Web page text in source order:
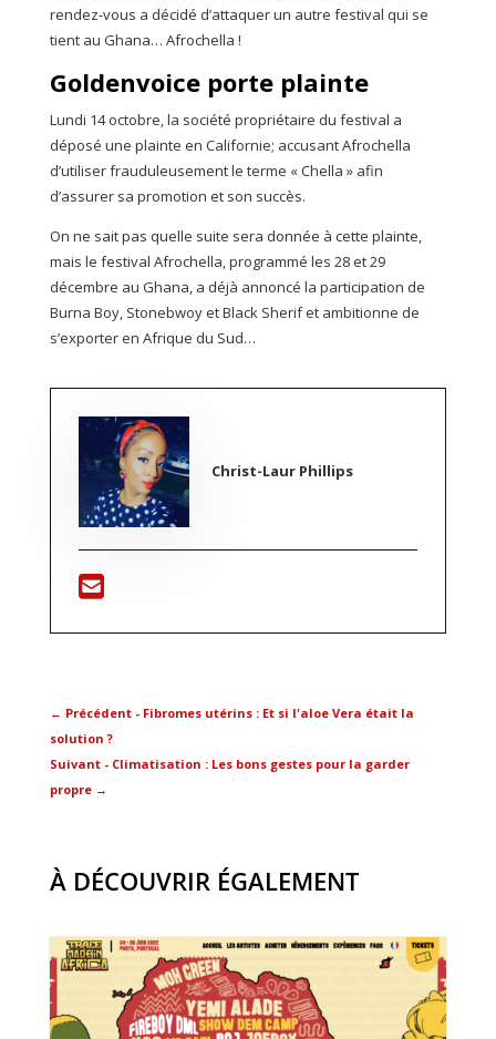
rendez-vous a décidé d’attaquer un autre festival qui se
tient au Ghana… Afrochella !
Goldenvoice porte plainte
Lundi 14 octobre, la société propriétaire du festival a
déposé une plainte en Californie; accusant Afrochella
d’utiliser frauduleusement le terme « Chella » afin
d’assurer sa promotion et son succès.
On ne sait pas quelle suite sera donnée à cette plainte,
mais le festival Afrochella, programmé les 28 et 29
décembre au Ghana, a déjà annoncé la participation de
Burna Boy, Stonebwoy et Black Sherif et ambitionne de
s’exporter en Afrique du Sud…
Christ-Laur Phillips
← Précédent - Fibromes utérins : Et si l'aloe Vera était la
solution ?
Suivant - Climatisation : Les bons gestes pour la garder
propre→
À DÉCOUVRIR ÉGALEMENT